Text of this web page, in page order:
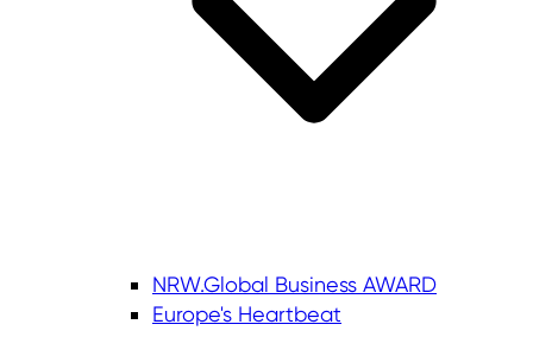
NRW.Global Business AWARD
Europe's Heartbeat